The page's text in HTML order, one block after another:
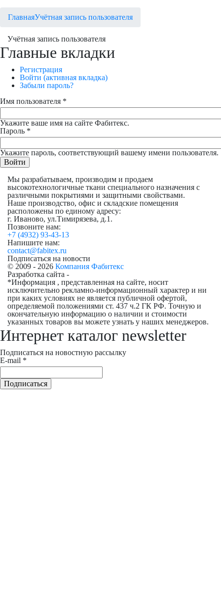
ГлавнаяУчётная запись пользователя
Учётная запись пользователя
Главные вкладки
Регистрация
Войти (активная вкладка)
Забыли пароль?
Имя пользователя *
Укажите ваше имя на сайте Фабитекс.
Пароль *
Укажите пароль, соответствующий вашему имени пользователя.
Мы разрабатываем, производим и продаем
высокотехнологичные ткани специального назначения с
различными покрытиями и защитными свойствами.
Наше производство, офис и складские помещения
расположены по единому адресу:
г. Иваново, ул.Тимирязева, д.1.
Позвоните нам:
+7 (4932) 93-43-13
Напишите нам:
contact@fabitex.ru
Подписаться на новости
© 2009 - 2026 Компания Фабитекс
*Информация , представленная на сайте, носит
исключительно рекламно-информационный характер и ни
при каких условиях не является публичной офертой,
определяемой положениями ст. 437 ч.2 ГК РФ. Точную и
окончательную информацию о наличии и стоимости
указанных товаров вы можете узнать у наших менеджеров.
Разработка сайта -
Интернет каталог newsletter
Подписаться на новостную рассылку
E-mail *